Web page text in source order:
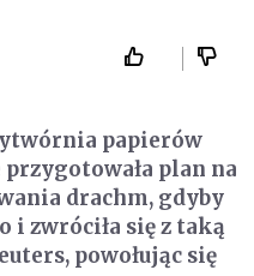
papierów
plan na
drachm, gdyby
i zwróciła się z taką
powołując się